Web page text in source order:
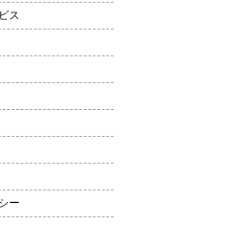
取りの料金相
・オートバッ
比較【2026年
ーハットのカ
くら？施工内
コツ
換のタイミン
交換の必要性
休業のお知らせ
年-2024年）
をしようキャ
県のお店や企
ビス
ー